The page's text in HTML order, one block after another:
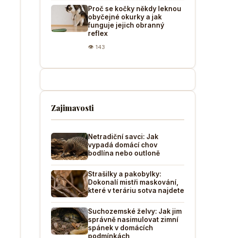
Proč se kočky někdy leknou
obyčejné okurky a jak
funguje jejich obranný
reflex
👁 143
Zajimavosti
Netradiční savci: Jak
vypadá domácí chov
bodlína nebo outloně
Strašilky a pakobylky:
Dokonalí mistři maskování,
které v teráriu sotva najdete
Suchozemské želvy: Jak jim
správně nasimulovat zimní
spánek v domácích
podmínkách